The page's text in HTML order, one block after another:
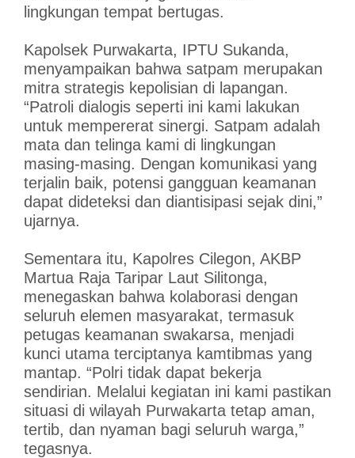
lingkungan tempat bertugas.
Kapolsek Purwakarta, IPTU Sukanda,
menyampaikan bahwa satpam merupakan
mitra strategis kepolisian di lapangan.
“Patroli dialogis seperti ini kami lakukan
untuk mempererat sinergi. Satpam adalah
mata dan telinga kami di lingkungan
masing-masing. Dengan komunikasi yang
terjalin baik, potensi gangguan keamanan
dapat dideteksi dan diantisipasi sejak dini,”
ujarnya.
Sementara itu, Kapolres Cilegon, AKBP
Martua Raja Taripar Laut Silitonga,
menegaskan bahwa kolaborasi dengan
seluruh elemen masyarakat, termasuk
petugas keamanan swakarsa, menjadi
kunci utama terciptanya kamtibmas yang
mantap. “Polri tidak dapat bekerja
sendirian. Melalui kegiatan ini kami pastikan
situasi di wilayah Purwakarta tetap aman,
tertib, dan nyaman bagi seluruh warga,”
tegasnya.